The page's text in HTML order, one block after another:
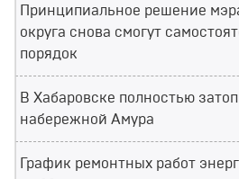
Принципиальное решение
округа снова смогут
порядок
В Хабаровске полностью
набережной Амура
График ремонтных работ